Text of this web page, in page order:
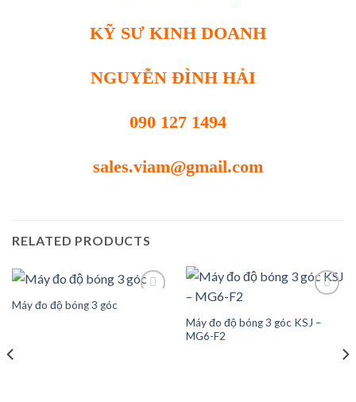
KỸ SƯ KINH DOANH
NGUYỄN ĐÌNH HẢI
090 127 1494
sales.viam@gmail.com
RELATED PRODUCTS
Máy đo độ bóng 3 góc
Máy đo độ bóng 3 góc KSJ –
MG6-F2